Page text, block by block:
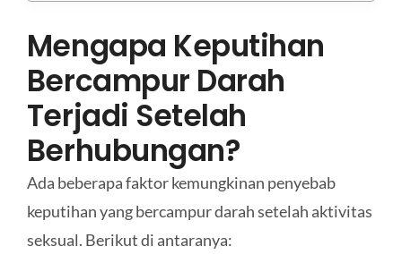
Mengapa Keputihan
Bercampur Darah
Terjadi Setelah
Berhubungan?
Ada beberapa faktor kemungkinan penyebab
keputihan yang bercampur darah setelah aktivitas
seksual. Berikut di antaranya: